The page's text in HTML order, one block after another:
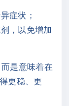
症状；
，以免增加
而是意味着在
更稳、更